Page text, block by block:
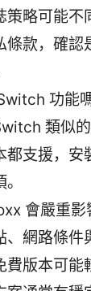
策略可能不
條款，確認
功能
類似
都支援，安
會嚴重
、網路條件
費版本可能